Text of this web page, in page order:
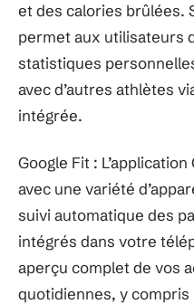
et des calories brûlées.
permet aux utilisateurs
statistiques
avec d’autres athlètes
intégrée.
Google Fit :
avec une variété
suivi automatique des
intégrés dans votre
aperçu complet de vos
quotidiennes, y compris